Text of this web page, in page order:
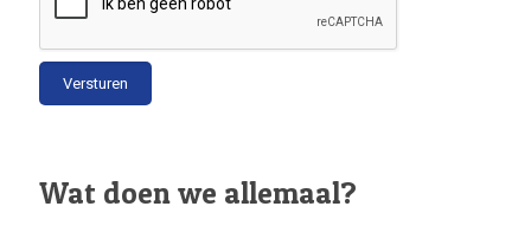
Wat doen we allemaal?